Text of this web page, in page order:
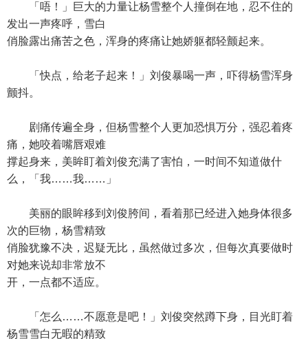
「唔！」巨大的力量让杨雪整个人撞倒在地，忍不住的
发出一声疼呼，雪白
俏脸露出痛苦之色，浑身的疼痛让她娇躯都轻颤起来。
「快点，给老子起来！」刘俊暴喝一声，吓得杨雪浑身
颤抖。
剧痛传遍全身，但杨雪整个人更加恐惧万分，强忍着疼
痛，她咬着嘴唇艰难
撑起身来，美眸盯着刘俊充满了害怕，一时间不知道做什
么，「我……我……」
美丽的眼眸移到刘俊胯间，看着那已经进入她身体很多
次的巨物，杨雪精致
俏脸犹豫不决，迟疑无比，虽然做过多次，但每次真要做时
对她来说却非常放不
开，一点都不适应。
「怎么……不愿意是吧！」刘俊突然蹲下身，目光盯着
杨雪雪白无暇的精致